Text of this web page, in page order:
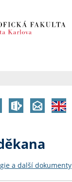
a další dokumenty